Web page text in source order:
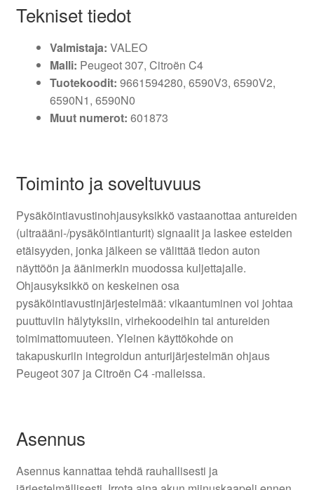
Tekniset tiedot
Valmistaja: VALEO
Malli: Peugeot 307, Citroën C4
Tuotekoodit: 9661594280, 6590V3, 6590V2,
6590N1, 6590N0
Muut numerot: 601873
Toiminto ja soveltuvuus
Pysäköintiavustinohjausyksikkö vastaanottaa antureiden
(ultraääni-/pysäköintianturit) signaalit ja laskee esteiden
etäisyyden, jonka jälkeen se välittää tiedon auton
näyttöön ja äänimerkin muodossa kuljettajalle.
Ohjausyksikkö on keskeinen osa
pysäköintiavustinjärjestelmää: vikaantuminen voi johtaa
puuttuviin hälytyksiin, virhekoodeihin tai antureiden
toimimattomuuteen. Yleinen käyttökohde on
takapuskuriin integroidun anturijärjestelmän ohjaus
Peugeot 307 ja Citroën C4 -malleissa.
Asennus
Asennus kannattaa tehdä rauhallisesti ja